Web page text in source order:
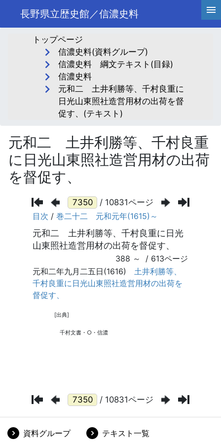
長野県立歴史館／信濃史料
トップページ
信濃史料(資料グループ)
信濃史料 綱文テキスト(目録)
信濃史料
元和二 土井利勝等、千村良重に
日光山東照社造営用材の出荷を督
促す、(テキスト)
元和二 土井利勝等、千村良重
に日光山東照社造営用材の出荷
を督促す、
/ 10831ページ
/ 10831ページ
資料グループ テキスト一覧